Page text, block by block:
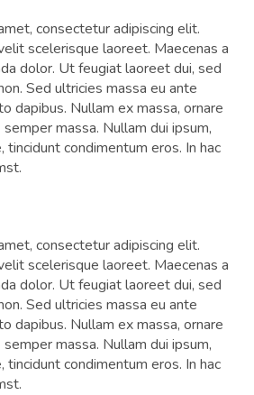
consectetur adipiscing elit.
scelerisque laoreet. Maecenas a
dolor. Ut feugiat laoreet dui, sed
Sed ultricies massa eu ante
dapibus. Nullam ex massa, ornare
massa. Nullam dui ipsum,
condimentum eros. In hac
consectetur adipiscing elit.
scelerisque laoreet. Maecenas a
dolor. Ut feugiat laoreet dui, sed
Sed ultricies massa eu ante
dapibus. Nullam ex massa, ornare
massa. Nullam dui ipsum,
condimentum eros. In hac